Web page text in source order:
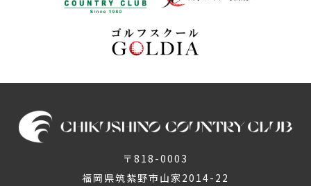
〒818-0003
福岡県筑紫野市山家2014-22